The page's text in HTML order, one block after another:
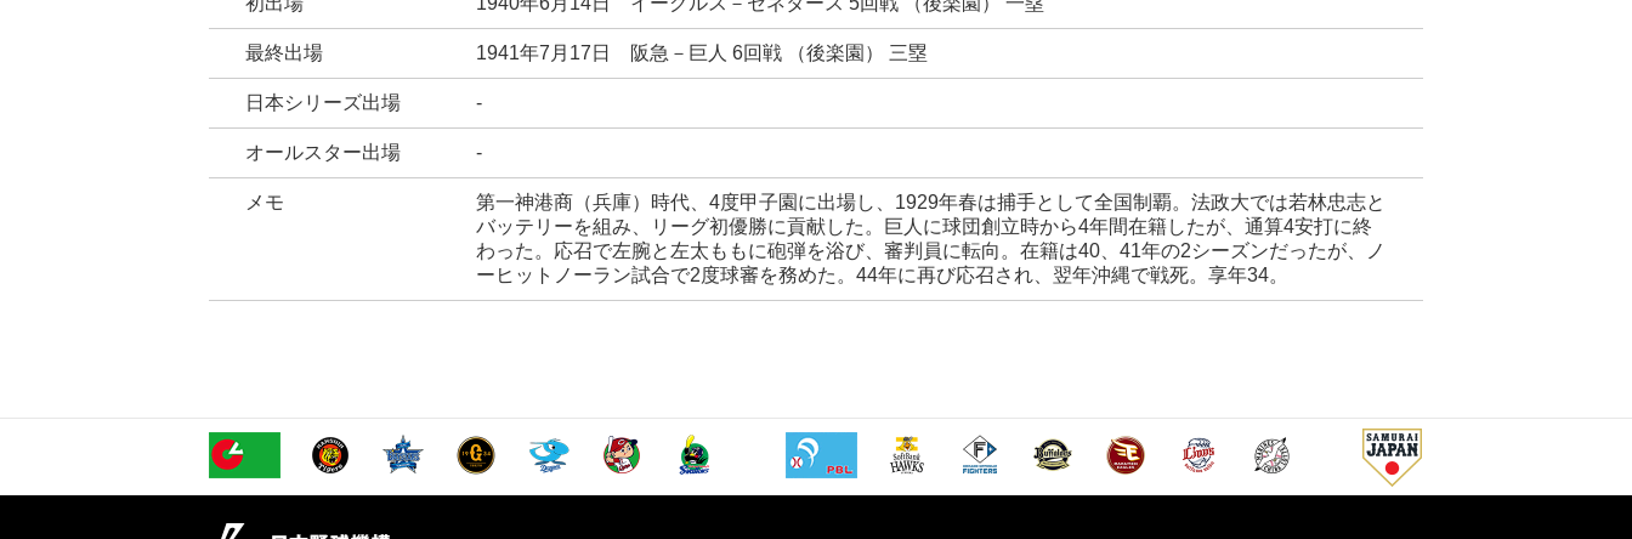
最終出場 1941年7月17日 阪急－巨人 6回戦 （後楽園） 三塁
日本シリーズ出場 -
オールスター出場 -
メモ
第一神港商（兵庫）時代、4度甲子園に出場し、1929年春は捕手として全国制覇。法政大では若林忠志と
バッテリーを組み、リーグ初優勝に貢献した。巨人に球団創立時から4年間在籍したが、通算4安打に終
わった。応召で左腕と左太ももに砲弾を浴び、審判員に転向。在籍は40、41年の2シーズンだったが、ノ
ーヒットノーラン試合で2度球審を務めた。44年に再び応召され、翌年沖縄で戦死。享年34。